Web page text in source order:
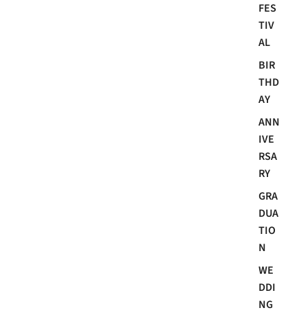
FES
TIV
AL
BIR
THD
AY
ANN
IVE
RSA
RY
GRA
DUA
TIO
N
WE
DDI
NG